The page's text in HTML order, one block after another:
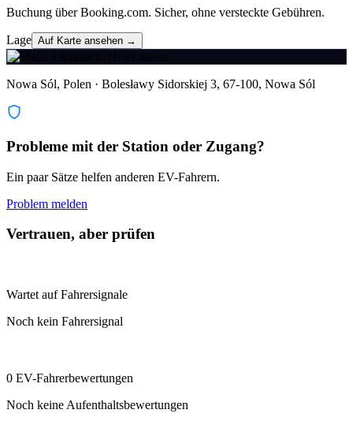
Buchung über Booking.com. Sicher, ohne versteckte Gebühren.
Lage Auf Karte ansehen →
Nowa Sól, Polen · Bolesławy Sidorskiej 3, 67-100, Nowa Sól
Probleme mit der Station oder Zugang?
Ein paar Sätze helfen anderen EV-Fahrern.
Problem melden
Vertrauen, aber prüfen
Wartet auf Fahrersignale
Noch kein Fahrersignal
0 EV-Fahrerbewertungen
Noch keine Aufenthaltsbewertungen